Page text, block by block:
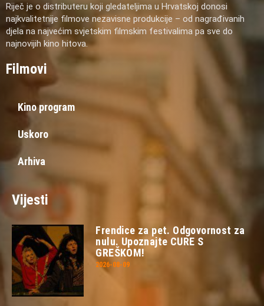
Riječ je o distributeru koji gledateljima u Hrvatskoj donosi
najkvalitetnije filmove nezavisne produkcije – od nagrađivanih
djela na najvećim svjetskim filmskim festivalima pa sve do
najnovijih kino hitova.
Filmovi
Kino program
Uskoro
Arhiva
Vijesti
Frendice za pet. Odgovornost za
nulu. Upoznajte CURE S
GREŠKOM!
2026-08-09